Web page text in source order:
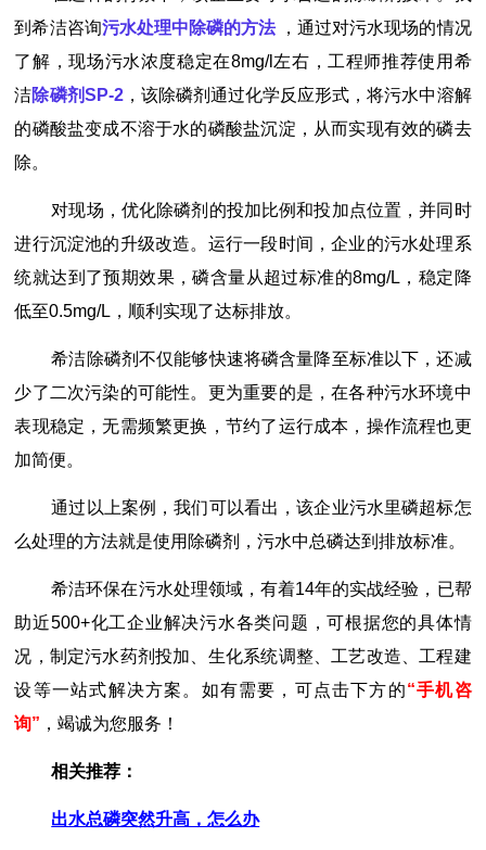
到希洁咨询污水处理中除磷的方法
，通过对污水现场的情况
了解，现场污水浓度稳定在8mg/l左右，工程师推荐使用希
洁除磷剂SP-2，该除磷剂通过化学反应形式，将污水中溶解
的磷酸盐变成不溶于水的磷酸盐沉淀，从而实现有效的磷去
除。
对现场，优化除磷剂的投加比例和投加点位置，并同时
进行沉淀池的升级改造。运行一段时间，企业的污水处理系
统就达到了预期效果，磷含量从超过标准的8mg/L，稳定降
低至0.5mg/L，顺利实现了达标排放。
希洁除磷剂不仅能够快速将磷含量降至标准以下，还减
少了二次污染的可能性。更为重要的是，在各种污水环境中
表现稳定，无需频繁更换，节约了运行成本，操作流程也更
加简便。
通过以上案例，我们可以看出，该企业污水里磷超标怎
么处理的方法就是使用除磷剂，污水中总磷达到排放标准。
希洁环保在污水处理领域，有着14年的实战经验，已帮
助近500+化工企业解决污水各类问题，可根据您的具体情
况，制定污水药剂投加、生化系统调整、工艺改造、工程建
设等一站式解决方案。如有需要，可点击下方的“手机咨
询” ，竭诚为您服务！
相关推荐：
出水总磷突然升高，怎么办